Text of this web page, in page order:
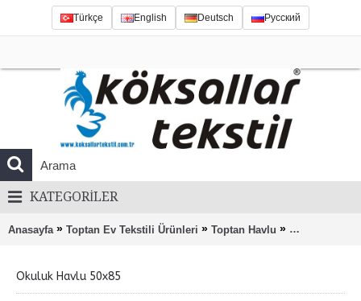
Türkçe English Deutsch Русский
KATEGORILER
Anasayfa » Toptan Ev Tekstili Ürünleri » Toptan Havlu » Okuluk Havlu
Okuluk Havlu 50x85